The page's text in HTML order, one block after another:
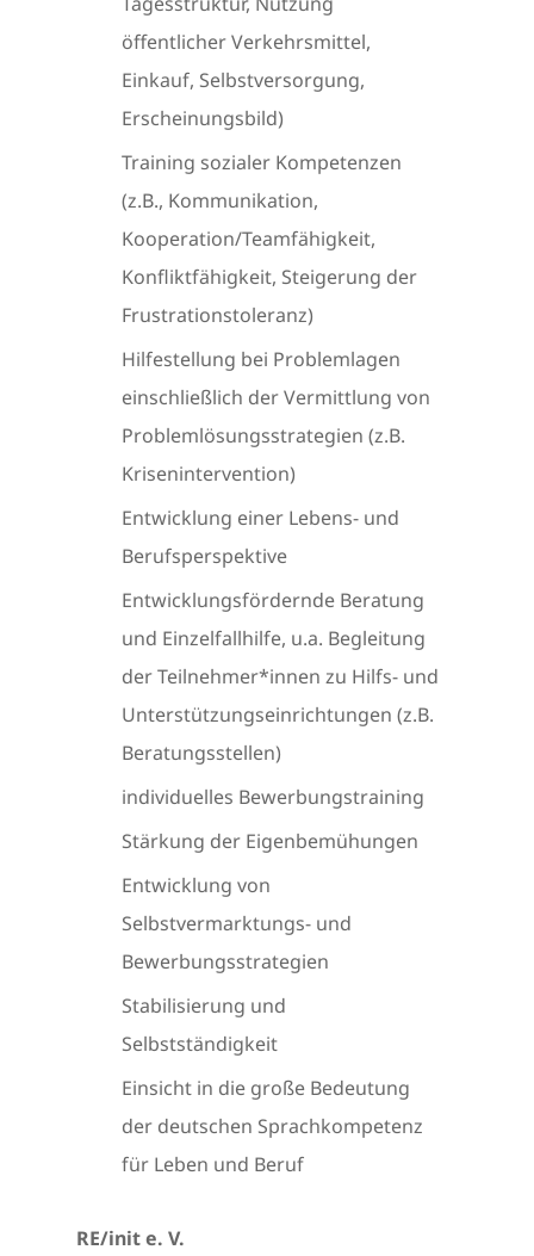
öffentlicher Verkehrsmittel,
Einkauf, Selbstversorgung,
Erscheinungsbild)
Training sozialer Kompetenzen
(z.B., Kommunikation,
Kooperation/Teamfähigkeit,
Konfliktfähigkeit, Steigerung der
Frustrationstoleranz)
Hilfestellung bei Problemlagen
einschließlich der Vermittlung von
Problemlösungsstrategien (z.B.
Krisenintervention)
Entwicklung einer Lebens- und
Berufsperspektive
Entwicklungsfördernde Beratung
und Einzelfallhilfe, u.a. Begleitung
der Teilnehmer*innen zu Hilfs- und
Unterstützungseinrichtungen (z.B.
Beratungsstellen)
individuelles Bewerbungstraining
Stärkung der Eigenbemühungen
Entwicklung von
Selbstvermarktungs- und
Bewerbungsstrategien
Stabilisierung und
Selbstständigkeit
Einsicht in die große Bedeutung
der deutschen Sprachkompetenz
für Leben und Beruf
RE/init e. V.